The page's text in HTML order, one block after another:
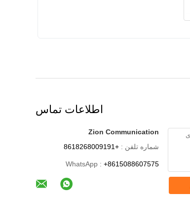
اطلاعات تماس
Zion Communication
شماره تلفن : +8618268009191
WhatsApp : +8615088607575